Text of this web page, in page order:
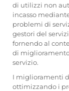
di utilizzi non
incasso
problemi di
gestori del
fornendo al
di
servizio.
I miglioramenti
ottimizzando i